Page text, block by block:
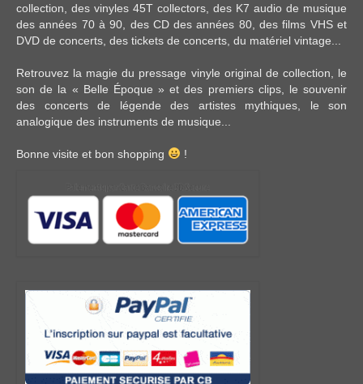
collection, des vinyles 45T collectors, des K7 audio de musique
des années 70 à 90, des CDdes années 80, desfilms VHS et
DVD de concerts, des tickets de concerts , du matériel vintage
Retrouvez la magie du pressage vinyle original de collection, le
son de la « Belle Époque » et des premiers clips, le souvenir
des concerts de légende des artistes mythiques, le son
analogique des instruments de musique...
Bonne visite et bon shopping !